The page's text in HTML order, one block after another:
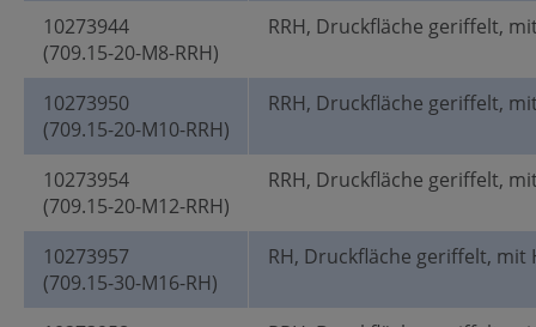
10273944
(709.15-20-M8-RRH)
RRH, Druckfläche geriffelt,
10273950
(709.15-20-M10-RRH)
RRH, Druckfläche geriffelt,
10273954
(709.15-20-M12-RRH)
RRH, Druckfläche geriffelt,
10273957
(709.15-30-M16-RH)
RH, Druckfläche geriffelt,